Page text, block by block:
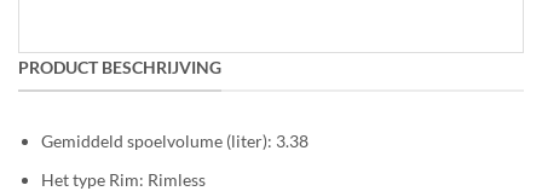
PRODUCT BESCHRIJVING
Gemiddeld spoelvolume (liter): 3.38
Het type Rim: Rimless